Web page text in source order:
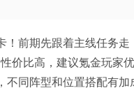
！前期先跟着主线任务走
价比高，建议氪金玩家优
同阵型和位置搭配有加